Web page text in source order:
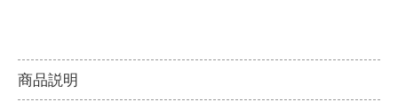
商品説明